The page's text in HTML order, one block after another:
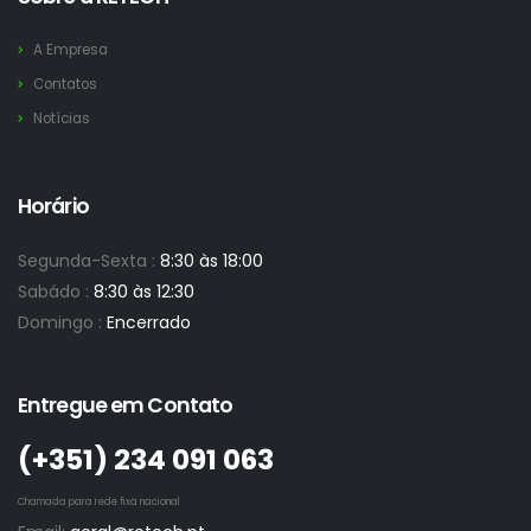
A Empresa
Contatos
Notícias
Horário
Segunda-Sexta : 8:30 às 18:00
Sabádo : 8:30 às 12:30
Domingo : Encerrado
Entregue em Contato
(+351)­ 234 091 063
Chamada para rede fixa nacional